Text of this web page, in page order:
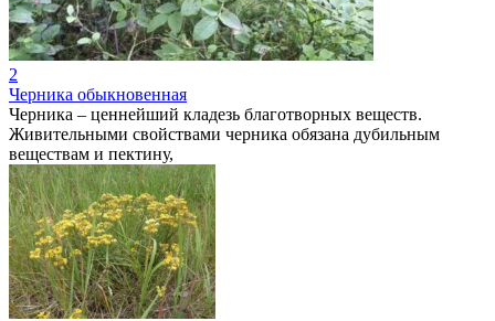
2
Черника обыкновенная
Черника – ценнейший кладезь благотворных веществ.
Живительными свойствами черника обязана дубильным
веществам и пектину,